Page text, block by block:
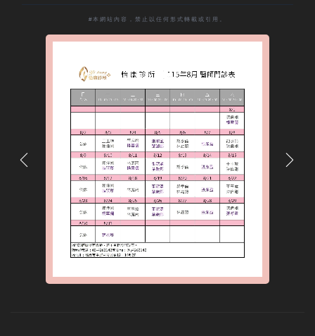
#本網站內容，禁止以任何形式轉載或引用。